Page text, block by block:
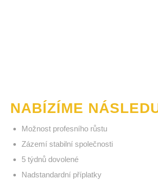
NABÍZÍME
Možnost profesního růstu
Zázemí stabilní společnosti
5 týdnů dovolené
Nadstandardní příplatky